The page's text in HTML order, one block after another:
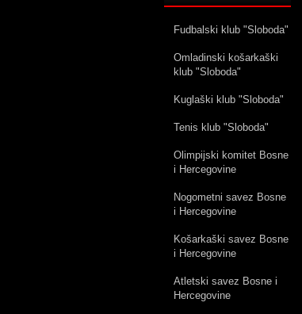
Fudbalski klub "Sloboda"
Omladinski košarkaški
klub "Sloboda"
Kuglaški klub "Sloboda"
Tenis klub "Sloboda"
Olimpijski komitet Bosne
i Hercegovine
Nogometni savez Bosne
i Hercegovine
Košarkaški savez Bosne
i Hercegovine
Atletski savez Bosne i
Hercegovine